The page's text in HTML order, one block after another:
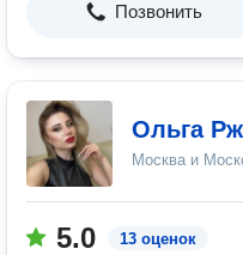
Позвонить
Ольга
Москва и
5.0 13 оценок